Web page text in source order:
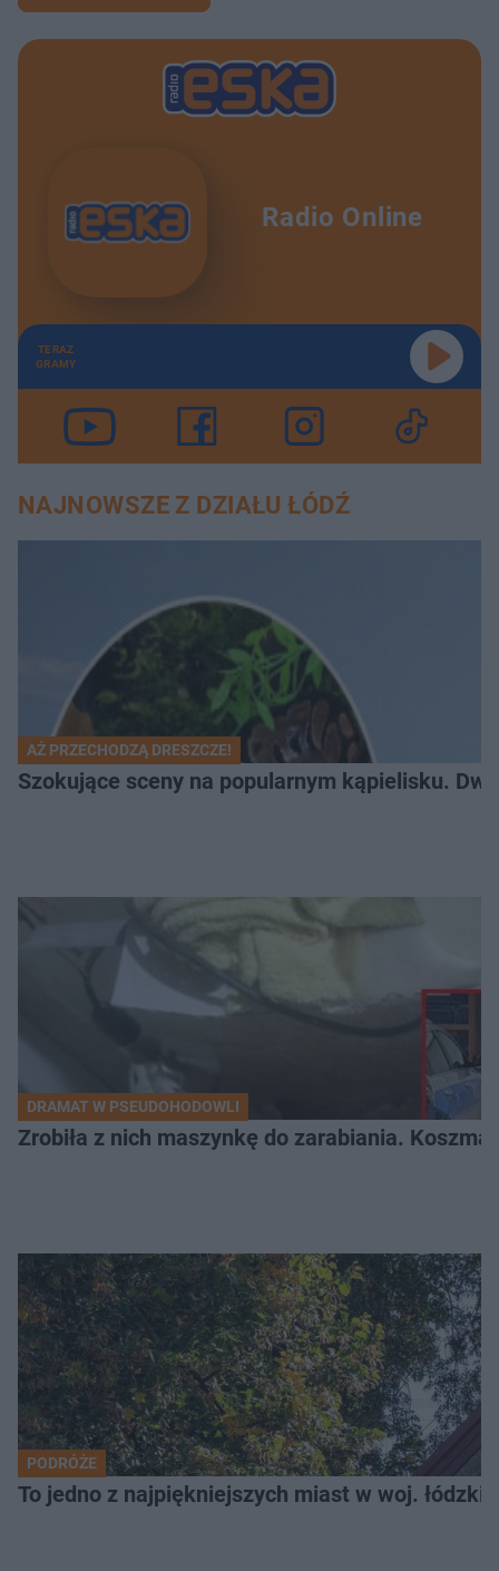
Radio Online
TERAZ
GRAMY
NAJNOWSZE Z DZIAŁU ŁÓDŹ
AŻ PRZECHODZĄ DRESZCZE!
Szokujące sceny na popularnym kąpielisku.
DRAMAT W PSEUDOHODOWLI
Zrobiła z nich maszynkę do zarabiania.
PODRÓŻE
To jedno z najpiękniejszych miast w woj.